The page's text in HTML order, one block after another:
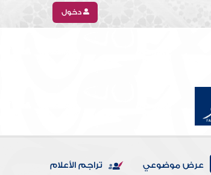
دخول
عرض موضوعي تراجم الأعلام